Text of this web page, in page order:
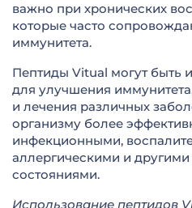
важно при хронических
которые часто
иммунитета.
Пептиды Vitual могут быть
для улучшения
и лечения различных
организму более
инфекционными,
аллергическими и
состояниями.
Использование пептидов